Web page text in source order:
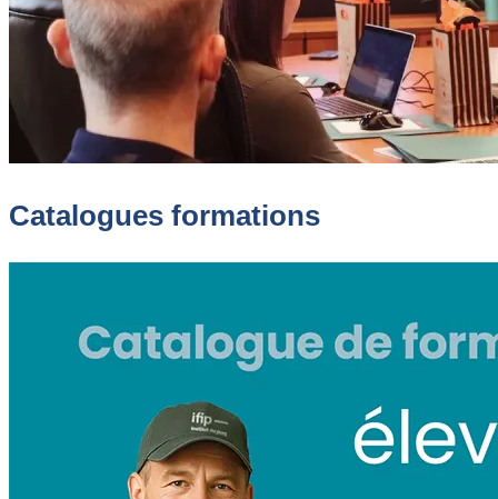
Catalogues formations